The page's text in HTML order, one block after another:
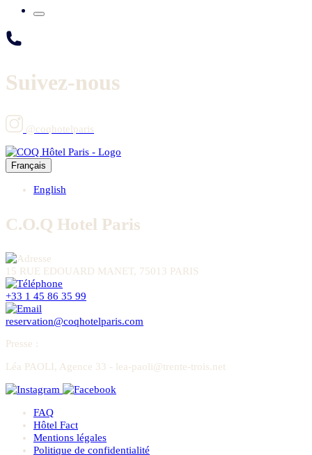
Suivez-nous
@coqhotelparis
Français
English
C.O.Q Hotel Paris
15 RUE EDOUARD MANET, 75013 PARIS
+33 1 45 86 35 99
reservation@coqhotelparis.com
Presse :
Léa PAOLI, Agence 33 - lea-paoli@trente-trois.net
FAQ
Hôtel Fact
Mentions légales
Politique de confidentialité